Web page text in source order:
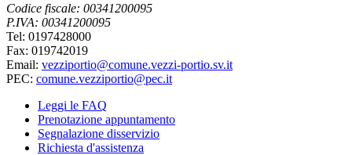
Codice fiscale: 00341200095
P.IVA: 00341200095
Tel: 0197428000
Fax: 019742019
Email: vezziportio@comune.vezzi-portio.sv.it
PEC: comune.vezziportio@pec.it
Leggi le FAQ
Prenotazione appuntamento
Segnalazione disservizio
Richiesta d'assistenza